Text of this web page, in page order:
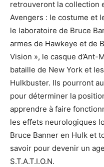
retrouveront la collection
Avengers : le costume et
le laboratoire de Bruce
armes de Hawkeye et de
Vision », le casque
bataille de New York et
Hulkbuster. Ils pourront
pour déterminer la
apprendre à faire
les effets neurologiques
Bruce Banner en Hulk et
savoir pour devenir un
S.T.A.T.I.O.N.